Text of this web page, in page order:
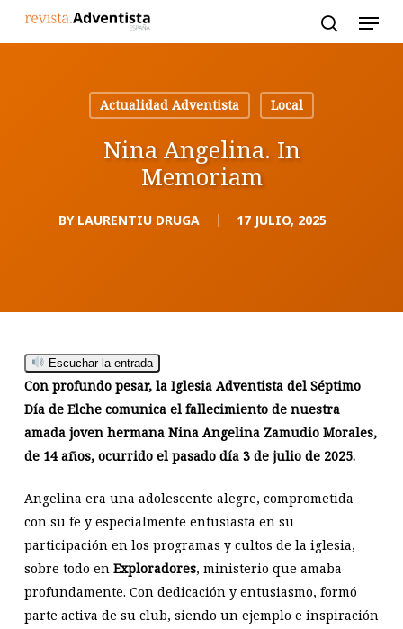
Actualidad Adventista
Local
Nina Angelina. In
Memoriam
BY LAURENTIU DRUGA 17 JULIO, 2025
Escuchar la entrada
Con profundo pesar, la Iglesia Adventista del Séptimo
Día de Elche comunica el fallecimiento de nuestra
amada joven hermana Nina Angelina Zamudio Morales,
de 14 años, ocurrido el pasado día 3 de julio de 2025.
Angelina era una adolescente alegre, comprometida
con su fe y especialmente entusiasta en su
participación en los programas y cultos de la iglesia,
sobre todo en Exploradores, ministerio que amaba
profundamente. Con dedicación y entusiasmo, formó
parte activa de su club, siendo un ejemplo e inspiración